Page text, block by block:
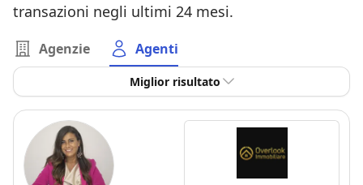
transazioni negli ultimi 24 mesi.
Agenzie Agenti
Miglior risultato